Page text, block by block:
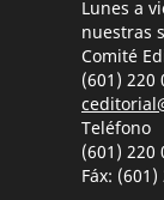
Lunes a
nuestras
Comité
(601) 220
Teléfono
(601) 220
Fáx: